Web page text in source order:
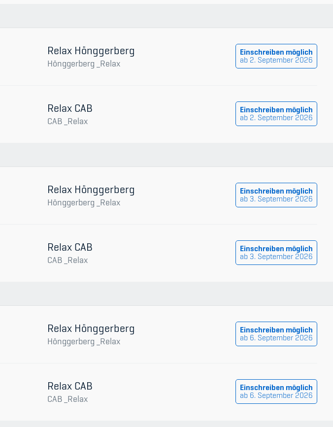
Relax Hönggerberg
Hönggerberg _Relax
Einschreiben möglich
ab 2. September 2026
Relax CAB
CAB _Relax
Einschreiben möglich
ab 2. September 2026
Relax Hönggerberg
Hönggerberg _Relax
Einschreiben möglich
ab 3. September 2026
Relax CAB
CAB _Relax
Einschreiben möglich
ab 3. September 2026
Relax Hönggerberg
Hönggerberg _Relax
Einschreiben möglich
ab 6. September 2026
Relax CAB
CAB _Relax
Einschreiben möglich
ab 6. September 2026